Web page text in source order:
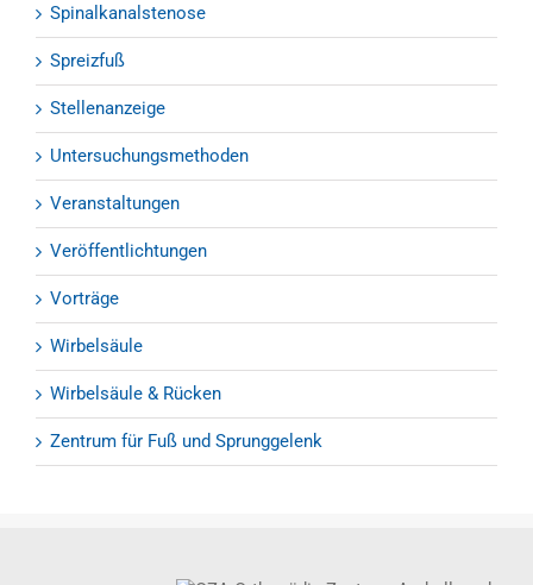
Spinalkanalstenose
Spreizfuß
Stellenanzeige
Untersuchungsmethoden
Veranstaltungen
Veröffentlichtungen
Vorträge
Wirbelsäule
Wirbelsäule & Rücken
Zentrum für Fuß und Sprunggelenk